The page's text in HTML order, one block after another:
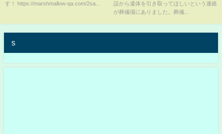
す！ https://marshmallow-qa.com/2sa...
設から遺体を引き取ってほしいという連絡
が葬儀場にありました。葬儀...
s